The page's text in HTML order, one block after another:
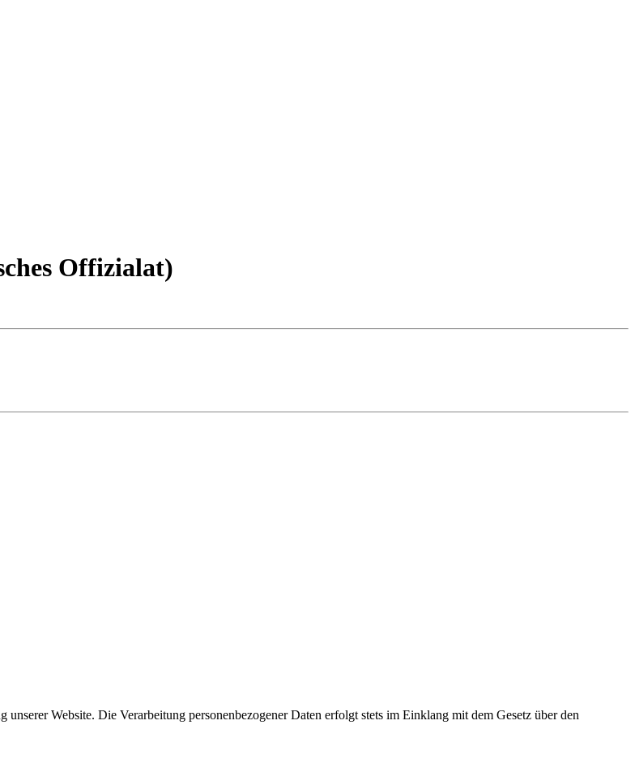
Offizialat)
Website. Die Verarbeitung personenbezogener Daten erfolgt stets im Einklang mit dem Gesetz über den